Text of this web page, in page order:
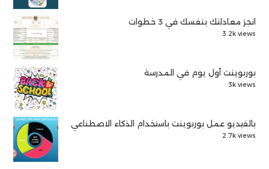
انجز معادلتك بنفسك في 3 خطوات
3.2k views
بوربوينت أول يوم في المدرسة
3k views
بالفيديو عمل بوربوينت باستخدام الذكاء الاصطناعي
2.7k views